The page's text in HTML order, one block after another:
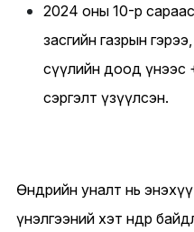
2024 оны 10-р
засгийн газрын
сүүлийн доод үнээс
сэргэлт үзүүлсэн.
Өнөөдрийн уналт нь
үнэлгээний хэт өндөр